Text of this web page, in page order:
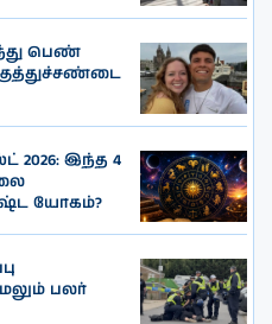
பெண்
2026: இந்த 4
யோகம்?
பலர்